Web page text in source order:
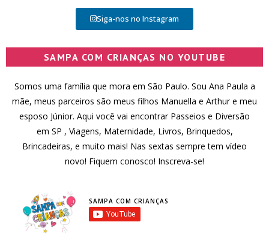
Siga-nos no Instagram
SAMPA COM CRIANÇAS NO YOUTUBE
Somos uma família que mora em São Paulo. Sou Ana Paula a
mãe, meus parceiros são meus filhos Manuella e Arthur e meu
esposo Júnior. Aqui você vai encontrar Passeios e Diversão
em SP , Viagens, Maternidade, Livros, Brinquedos,
Brincadeiras, e muito mais! Nas sextas sempre tem vídeo
novo! Fiquem conosco! Inscreva-se!
SAMPA COM CRIANÇAS